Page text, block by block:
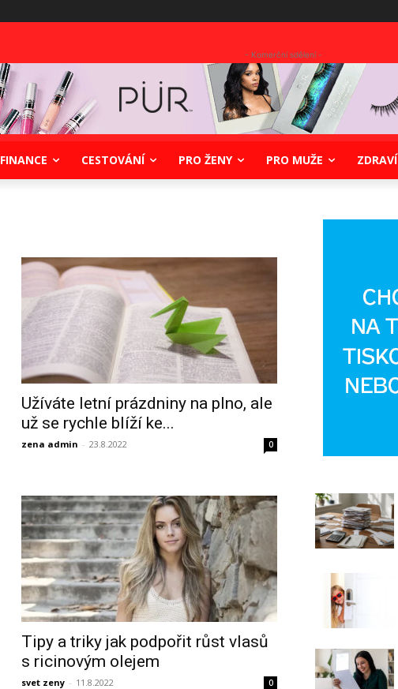
- Komerční sdělení -
FINANCE CESTOVÁNÍ PRO ŽENY PRO MUŽE ZDRAVÍ
Užíváte letní prázdniny na plno, ale
už se rychle blíží ke...
zena admin - 23.8.2022 0
Tipy a triky jak podpořit růst vlasů
s ricinovým olejem
svet zeny - 11.8.2022 0